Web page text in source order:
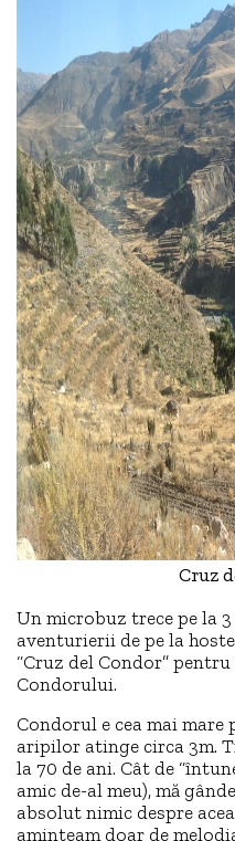
Cruz
Un microbuz trece pe la
aventurierii de pe la
“Cruz del Condor”
Condorului.
Condorul e cea mai mare
aripilor atinge circa 3m.
la 70 de ani. Cât de
amic de-al meu), mă
absolut nimic despre
aminteam doar de